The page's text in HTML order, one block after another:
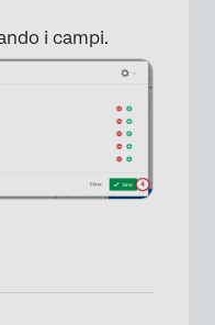
i campi.